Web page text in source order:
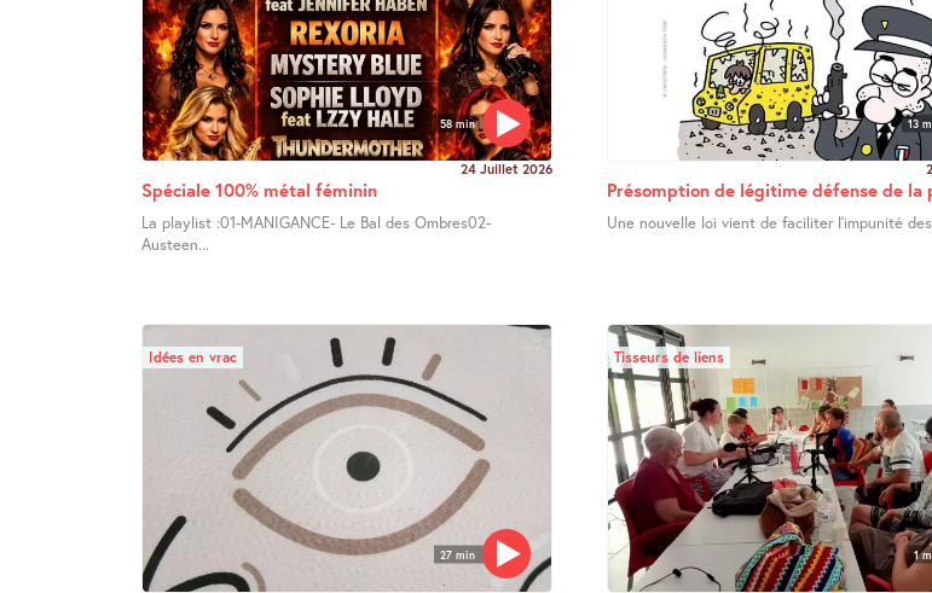
58 min
24 Juillet 2026
Spéciale 100% métal féminin
La playlist :01-MANIGANCE- Le Bal des Ombres02-
Austeen...
13
Présomption de légitime défense de la
Une nouvelle loi vient de faciliter l’impunité
27 min
Idées en vrac
1
Tisseurs de liens